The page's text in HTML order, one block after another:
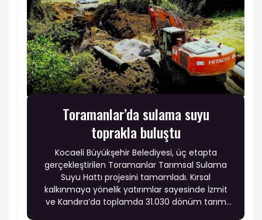
Toramanlar’da sulama suyu
toprakla buluştu
Kocaeli Büyükşehir Belediyesi, üç etapta
gerçekleştirilen Toramanlar Tarımsal Sulama
Suyu Hattı projesini tamamladı. Kırsal
kalkınmaya yönelik yatırımlar sayesinde İzmit
ve Kandıra’da toplamda 31.030 dönüm tarım